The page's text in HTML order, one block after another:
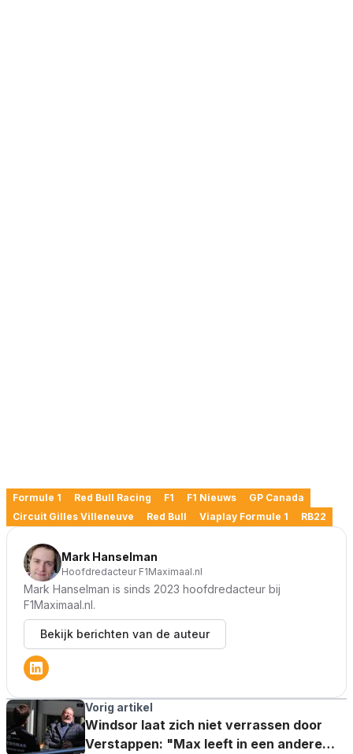
Formule 1 Red Bull Racing F1 F1 Nieuws
GP Canada
Circuit Gilles Villeneuve
Red Bull Viaplay Formule 1 RB22
Mark Hanselman
Hoofdredacteur F1Maximaal.nl
Mark Hanselman is sinds 2023 hoofdredacteur bij
F1Maximaal.nl.
Bekijk berichten van de auteur
Vorig artikel
Windsor laat zich niet verrassen door
Verstappen: "Max leeft in een andere